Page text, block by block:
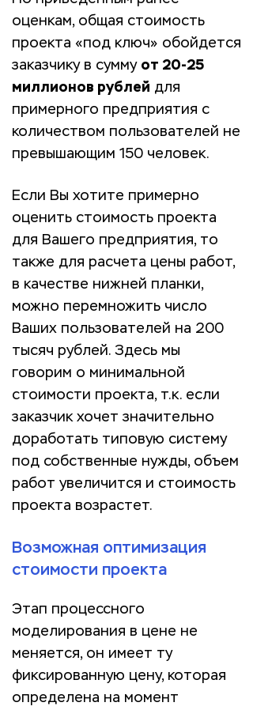
оценкам, общая стоимость
проекта «под ключ» обойдется
заказчику в сумму от 20-25
миллионов рублей для
примерного предприятия с
количеством пользователей не
превышающим 150 человек.
Если Вы хотите примерно
оценить стоимость проекта
для Вашего предприятия, то
также для расчета цены работ,
в качестве нижней планки,
можно перемножить число
Ваших пользователей на 200
тысяч рублей. Здесь мы
говорим о минимальной
стоимости проекта, т.к. если
заказчик хочет значительно
доработать типовую систему
под собственные нужды, объем
работ увеличится и стоимость
проекта возрастет.
Возможная оптимизация
стоимости проекта
Этап процессного
моделирования в цене не
меняется, он имеет ту
фиксированную цену, которая
определена на момент